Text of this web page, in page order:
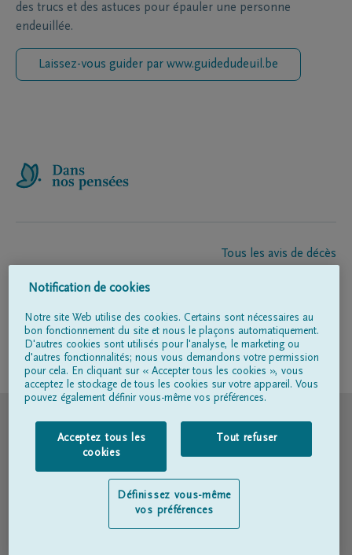
des trucs et des astuces pour épauler une personne
endeuillée.
Laissez-vous guider par www.guidedudeuil.be
Tous les avis de décès
Entrepreneur de pompes funèbres
Suivez-nous sur
Conditions d'utilisation
Déclaration relative à la vie privée
Déclaration d’accessibilité
Notification de cookies
Notre site Web utilise des cookies. Certains sont nécessaires au
bon fonctionnement du site et nous le plaçons automatiquement.
D'autres cookies sont utilisés pour l'analyse, le marketing ou
d'autres fonctionnalités; nous vous demandons votre permission
pour cela. En cliquant sur « Accepter tous les cookies », vous
acceptez le stockage de tous les cookies sur votre appareil. Vous
pouvez également définir vous-même vos préférences.
Acceptez tous les
cookies
Tout refuser
Définissez vous-même
vos préférences